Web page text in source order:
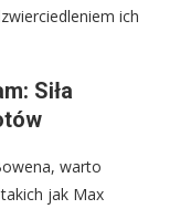
ich
Siła
warto
jak Max